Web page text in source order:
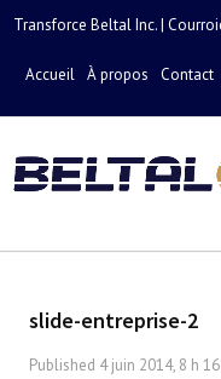
Transforce Beltal Inc. |
Accueil À propos Contact
slide-entreprise-2
Published 4 juin 2014, 8 h